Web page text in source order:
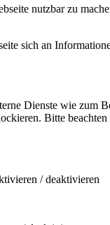
nutzbar zu
sich an
Dienste wie zum
Bitte
/ deaktivieren